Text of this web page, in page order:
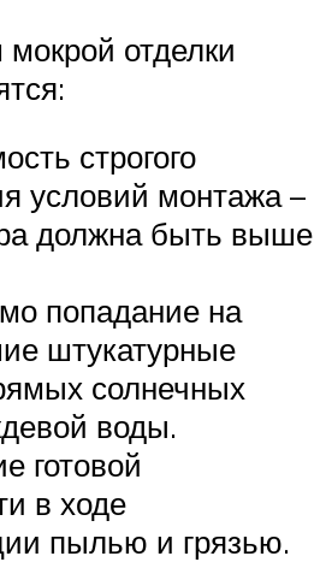
мокрой отделки
строгого
условий монтажа –
должна быть выше
попадание на
штукатурные
солнечных
воды.
готовой
в ходе
пылью и грязью.